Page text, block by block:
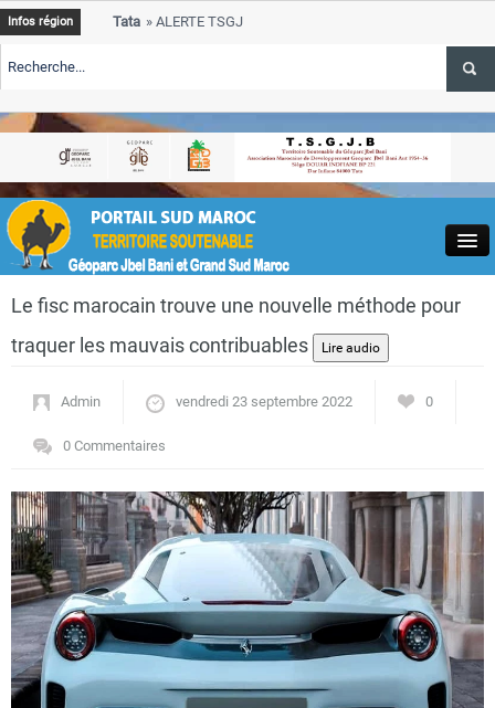
Close
Actualités
Circuits touristiques
Tourisme
Régions
Infos région
Tata
ALERTE TSGJB Tata : le programme de rehabilitation post-
Tata
ALERTE TSGJB Tata : un hackathon de l’ANDZOA stimule
ALERTE TSGJB Province de Tata : le programme de
depasse 75 % d’avancement
Le fisc marocain trouve une nouvelle méthode pour
traquer les mauvais contribuables
Admin vendredi 23 septembre 2022 0
0 Commentaires